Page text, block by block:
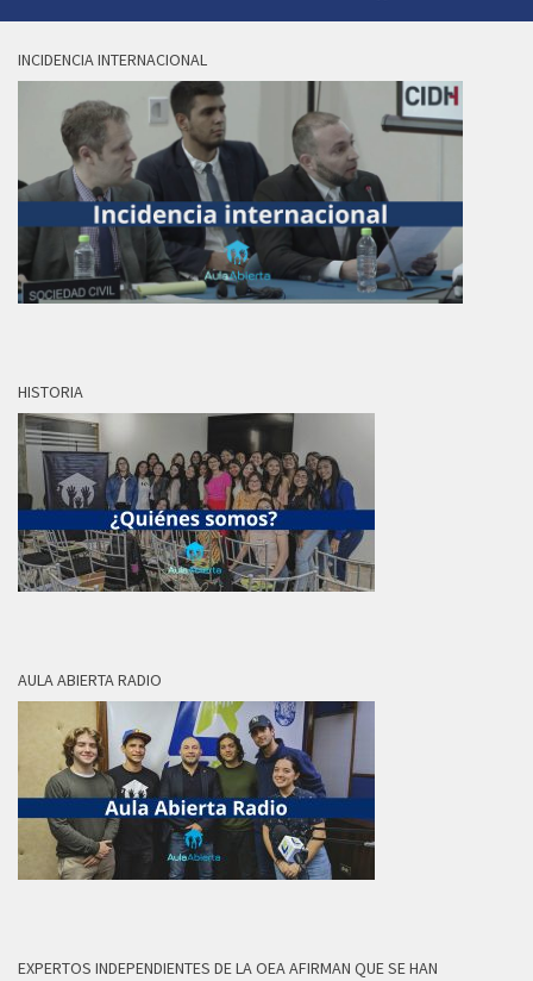
INCIDENCIA INTERNACIONAL
HISTORIA
AULA ABIERTA RADIO
EXPERTOS INDEPENDIENTES DE LA OEA AFIRMAN QUE SE HAN